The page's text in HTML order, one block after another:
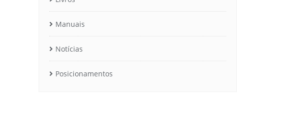
Manuais
Notícias
Posicionamentos